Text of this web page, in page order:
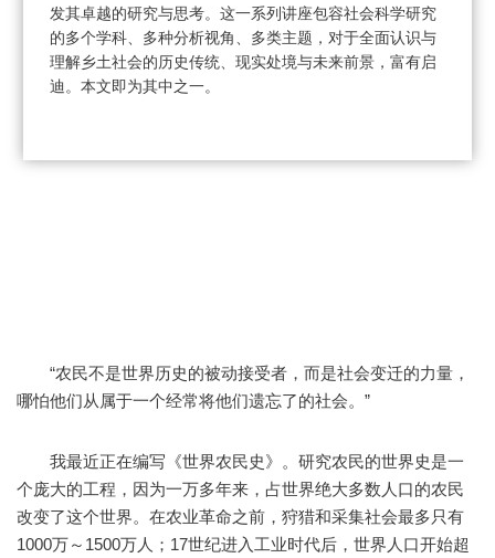
发其卓越的研究与思考。这一系列讲座包容社会科学研究
的多个学科、多种分析视角、多类主题，对于全面认识与
理解乡土社会的历史传统、现实处境与未来前景，富有启
迪。本文即为其中之一。
“农民不是世界历史的被动接受者，而是社会变迁的力量，
哪怕他们从属于一个经常将他们遗忘了的社会。”
我最近正在编写《世界农民史》。研究农民的世界史是一
个庞大的工程，因为一万多年来，占世界绝大多数人口的农民
改变了这个世界。在农业革命之前，狩猎和采集社会最多只有
1000万～1500万人；17世纪进入工业时代后，世界人口开始超